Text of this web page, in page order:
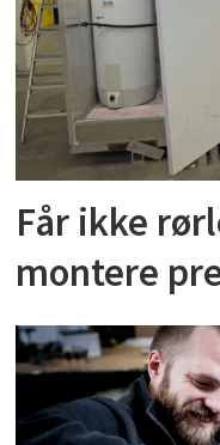
Får ikke
montere